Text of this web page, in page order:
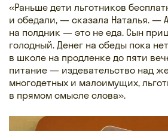
«Раньше дети льготников
и обедали, — сказала Наталья. —
на полдник — это не еда. Сын
голодный. Денег на обеды пока
в школе на продленке до пяти
питание — издевательство над
многодетных и малоимущих,
в прямом смысле слова».